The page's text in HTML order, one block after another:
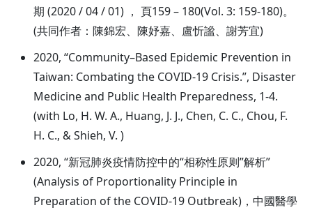
期 (2020 / 04 / 01) ， 頁159 – 180(Vol. 3: 159-180)。
(共同作者：陳錦宏、陳妤嘉、盧忻謐、謝芳宜)
2020, “Community–Based Epidemic Prevention in
Taiwan: Combating the COVID-19 Crisis.”, Disaster
Medicine and Public Health Preparedness, 1-4.
(with Lo, H. W. A., Huang, J. J., Chen, C. C., Chou, F.
H. C., & Shieh, V. )
2020, “新冠肺炎疫情防控中的“相称性原则”解析”
(Analysis of Proportionality Principle in
Preparation of the COVID-19 Outbreak)，中國醫學